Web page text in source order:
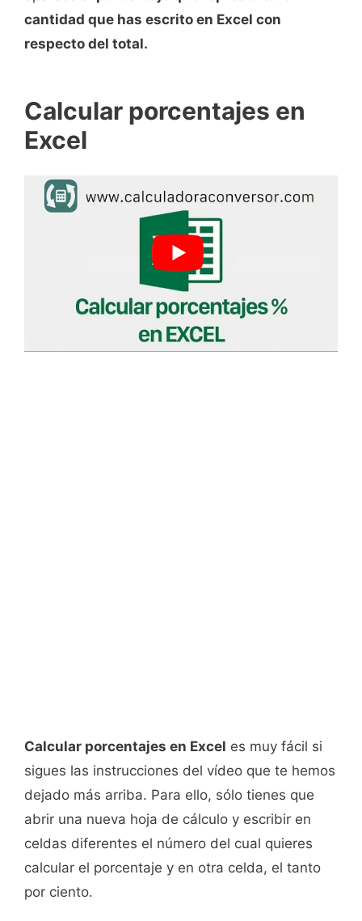
cantidad que has escrito en Excel con
respecto del total.
Calcular porcentajes en
Excel
Calcular porcentajes en Excel es muy fácil si
sigues las instrucciones del vídeo que te hemos
dejado más arriba. Para ello, sólo tienes que
abrir una nueva hoja de cálculo y escribir en
celdas diferentes el número del cual quieres
calcular el porcentaje y en otra celda, el tanto
por ciento.